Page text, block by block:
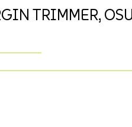
TRIMMER,